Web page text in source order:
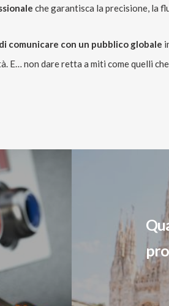
che garantisca la precisione, la
comunicare con un pubblico globale
E… non dare retta a miti come quelli